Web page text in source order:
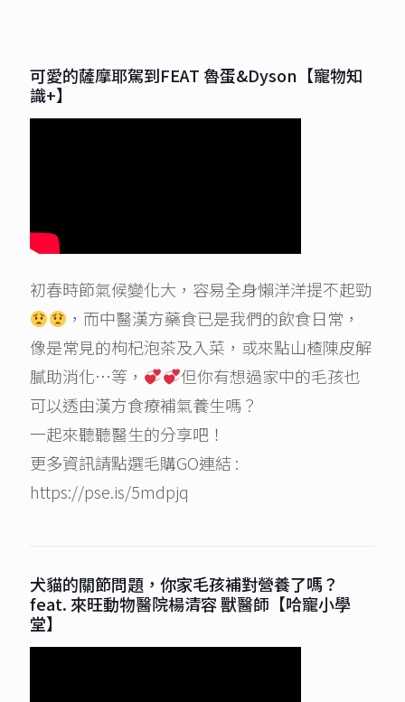
可愛的薩摩耶駕到FEAT 魯蛋&Dyson【寵物知
識+】
初春時節氣候變化大，容易全身懶洋洋提不起勁
，而中醫漢方藥食已是我們的飲食日常，
像是常見的枸杞泡茶及入菜，或來點山楂陳皮解
膩助消化…等，
但你有想過家中的毛孩也
可以透由漢方食療補氣養生嗎？
一起來聽聽醫生的分享吧！
更多資訊請點選毛購GO連結 :
https://pse.is/5mdpjq
犬貓的關節問題，你家毛孩補對營養了嗎？
feat. 來旺動物醫院楊清容 獸醫師【哈寵小學
堂】